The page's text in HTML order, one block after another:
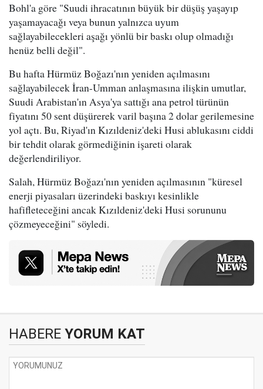
Bohl'a göre "Suudi ihracatının büyük bir düşüş yaşayıp
yaşamayacağı veya bunun yalnızca uyum
sağlayabilecekleri aşağı yönlü bir baskı olup olmadığı
henüz belli değil".
Bu hafta Hürmüz Boğazı'nın yeniden açılmasını
sağlayabilecek İran-Umman anlaşmasına ilişkin umutlar,
Suudi Arabistan'ın Asya'ya sattığı ana petrol türünün
fiyatını 50 sent düşürerek varil başına 2 dolar gerilemesine
yol açtı. Bu, Riyad'ın Kızıldeniz'deki Husi ablukasını ciddi
bir tehdit olarak görmediğinin işareti olarak
değerlendiriliyor.
Salah, Hürmüz Boğazı'nın yeniden açılmasının "küresel
enerji piyasaları üzerindeki baskıyı kesinlikle
hafifleteceğini ancak Kızıldeniz'deki Husi sorununu
çözmeyeceğini" söyledi.
HABERE YORUM KAT